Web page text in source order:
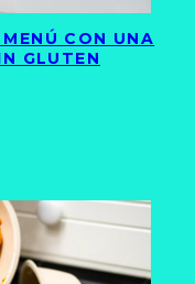
CON UNA
GLUTEN